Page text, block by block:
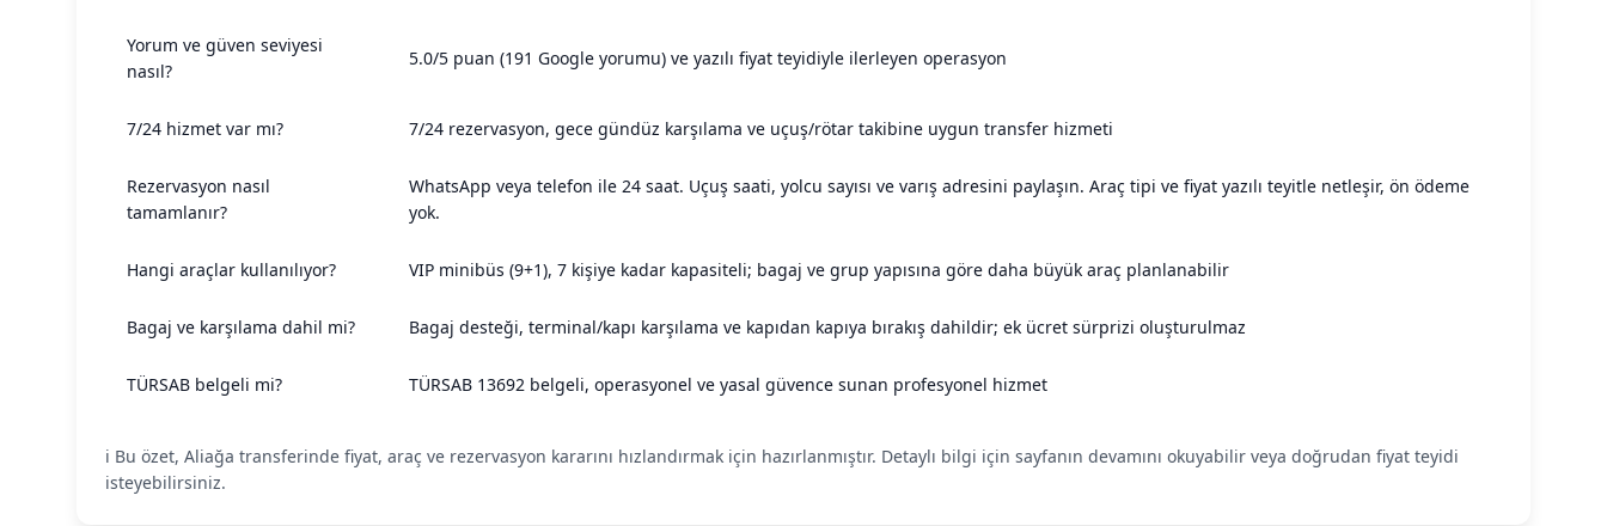
Yorum ve güven seviyesi
nasıl?
5.0/5 puan (191 Google yorumu) ve yazılı fiyat teyidiyle ilerleyen operasyon
7/24 hizmet var mı? 7/24 rezervasyon, gece gündüz karşılama ve uçuş/rötar takibine uygun transfer hizmeti
Rezervasyon nasıl
tamamlanır?
WhatsApp veya telefon ile 24 saat. Uçuş saati, yolcu sayısı ve varış adresini paylaşın. Araç tipi ve fiyat yazılı teyitle netleşir, ön ödeme
yok.
Hangi araçlar kullanılıyor? VIP minibüs (9+1), 7 kişiye kadar kapasiteli; bagaj ve grup yapısına göre daha büyük araç planlanabilir
Bagaj ve karşılama dahil mi? Bagaj desteği, terminal/kapı karşılama ve kapıdan kapıya bırakış dahildir; ek ücret sürprizi oluşturulmaz
TÜRSAB belgeli mi? TÜRSAB 13692 belgeli, operasyonel ve yasal güvence sunan profesyonel hizmet
ℹ️ Bu özet, Aliağa transferinde fiyat, araç ve rezervasyon kararını hızlandırmak için hazırlanmıştır. Detaylı bilgi için sayfanın devamını okuyabilir veya doğrudan fiyat teyidi
isteyebilirsiniz.